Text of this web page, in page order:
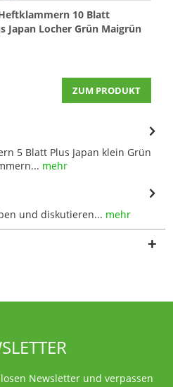
10 Blatt
Japan Locher Grün Maigrün
ZUM PRODUKT
5 Blatt Plus Japan klein Grün
mehr
und diskutieren... mehr
Newsletter und verpassen